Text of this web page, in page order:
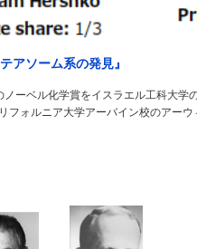
アソーム系の発見』
ーベル化学賞をイスラエル工科大学
フォルニア大学アーバイン校のアー